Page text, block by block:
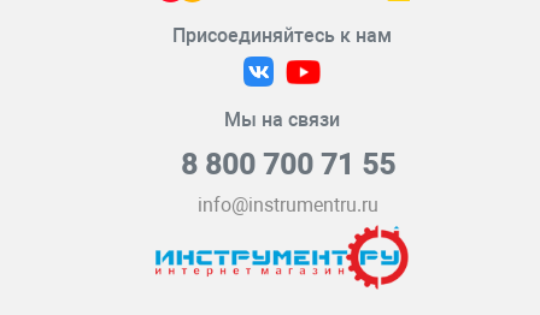
Присоединяйтесь к нам
Мы на связи
8 800 700 71 55
info@instrumentru.ru